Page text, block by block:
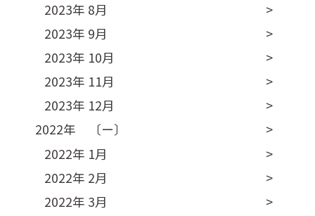
2023年 8月
2023年 9月
2023年 10月
2023年 11月
2023年 12月
2022年 〔ー〕
2022年 1月
2022年 2月
2022年 3月